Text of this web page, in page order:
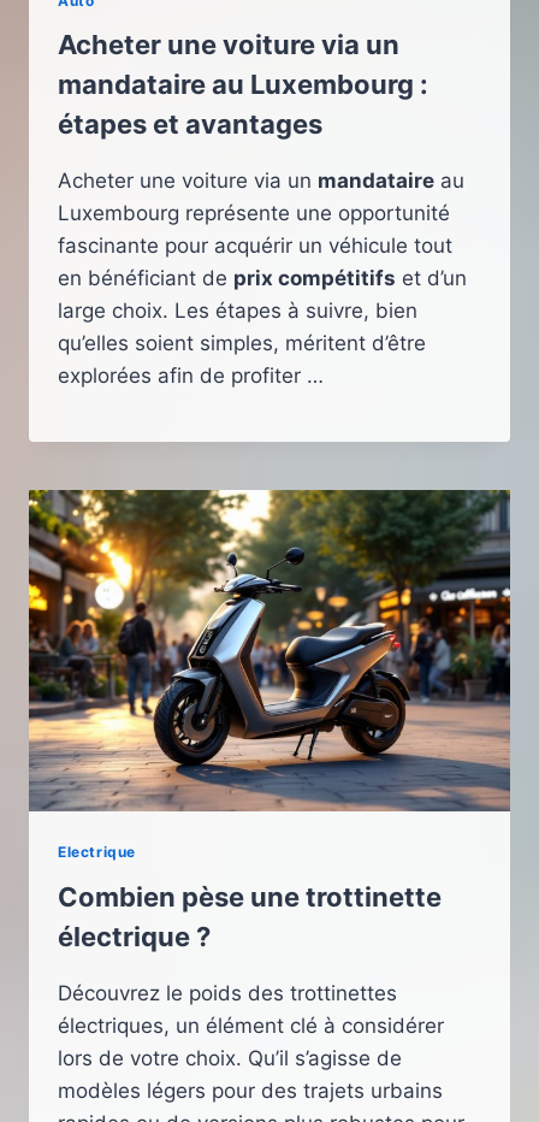
Acheter une voiture via un
mandataire au Luxembourg :
étapes et avantages
Acheter une voiture via un mandataire au
Luxembourg représente une opportunité
fascinante pour acquérir un véhicule tout
en bénéficiant de prix compétitifs et d’un
large choix. Les étapes à suivre, bien
qu’elles soient simples, méritent d’être
explorées afin de profiter …
Electrique
Combien pèse une trottinette
électrique ?
Découvrez le poids des trottinettes
électriques, un élément clé à considérer
lors de votre choix. Qu’il s’agisse de
modèles légers pour des trajets urbains